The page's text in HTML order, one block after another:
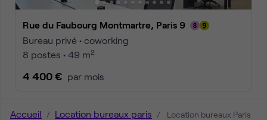
Rue du Faubourg Montmartre, Paris 9
Bureau privé • coworking
8 postes • 49 m2
4 400 € par mois
Accueil Location bureaux paris
Location bureaux Paris